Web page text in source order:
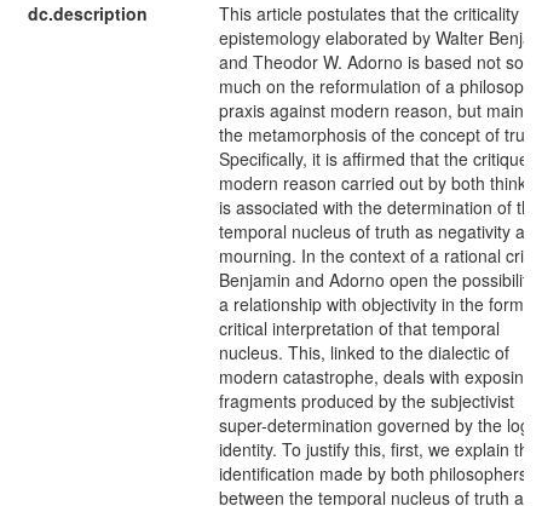
dc.description
This article postulates that the criticality of
epistemology elaborated by Walter
and Theodor W. Adorno is based not so
much on the reformulation of a
praxis against modern reason, but mainly
the metamorphosis of the concept of
Specifically, it is affirmed that the critique
modern reason carried out by both
is associated with the determination of the
temporal nucleus of truth as negativity
mourning. In the context of a rational
Benjamin and Adorno open the possibility
a relationship with objectivity in the form
critical interpretation of that temporal
nucleus. This, linked to the dialectic of
modern catastrophe, deals with exposing
fragments produced by the subjectivist
super-determination governed by the
identity. To justify this, first, we explain the
identification made by both philosophers
between the temporal nucleus of truth and